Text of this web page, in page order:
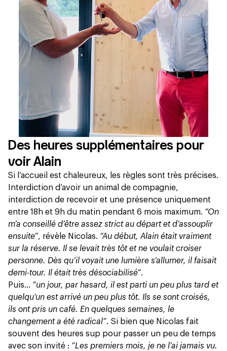
Des heures supplémentaires pour
voir Alain
Si l’accueil est chaleureux, les règles sont très précises.
Interdiction d’avoir un animal de compagnie,
interdiction de recevoir et une présence uniquement
entre 18h et 9h du matin pendant 6 mois maximum. “On
m’a conseillé d’être assez strict au départ et d’assouplir
ensuite”, révèle Nicolas. “Au début, Alain était vraiment
sur la réserve. Il se levait très tôt et ne voulait croiser
personne. Dès qu’il voyait une lumière s’allumer, il faisait
demi-tour. Il était très désociabilisé”.
Puis… “un jour, par hasard, il est parti un peu plus tard et
quelqu’un est arrivé un peu plus tôt. Ils se sont croisés,
ils ont pris un café. En quelques semaines, le
changement a été radical”. Si bien que Nicolas fait
souvent des heures sup pour passer un peu de temps
avec son invité : “Les premiers mois, je ne l’ai jamais vu.